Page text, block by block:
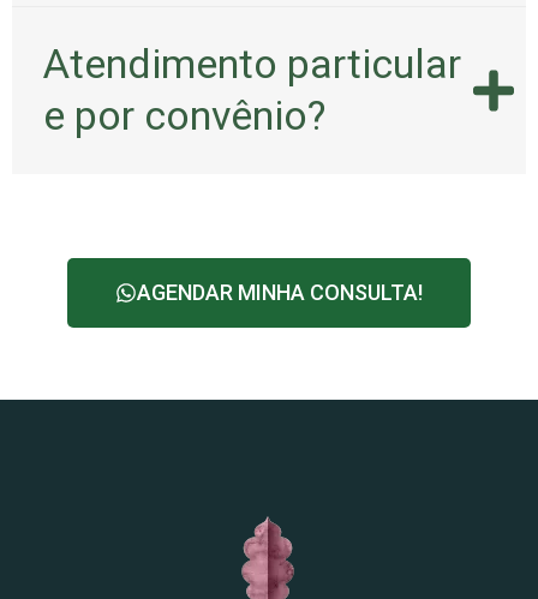
Atendimento particular
e por convênio?
AGENDAR MINHA CONSULTA!